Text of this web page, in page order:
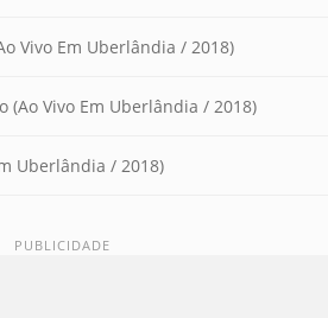
Vivo Em Uberlândia / 2018)
(Ao Vivo Em Uberlândia / 2018)
Uberlândia / 2018)